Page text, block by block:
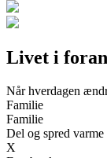
Livet i
Når hverdagen
Familie
Familie
Del og spred varme
X